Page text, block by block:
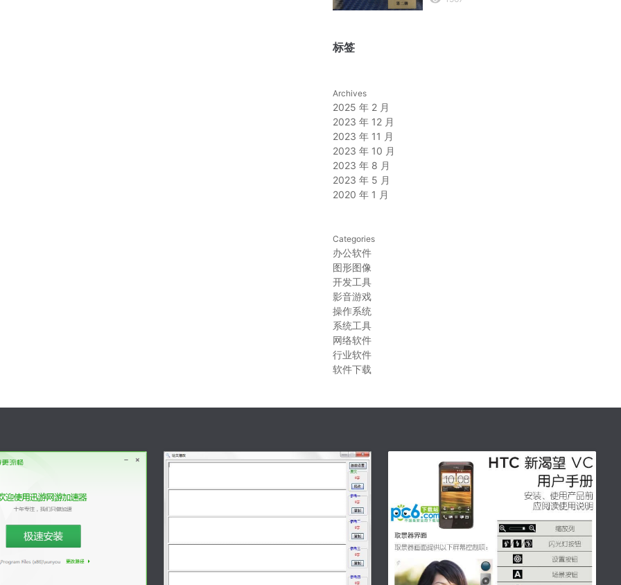
标签
Archives
2025 年 2 月
2023 年 12 月
2023 年 11 月
2023 年 10 月
2023 年 8 月
2023 年 5 月
2020 年 1 月
Categories
办公软件
图形图像
开发工具
影音游戏
操作系统
系统工具
网络软件
行业软件
软件下载